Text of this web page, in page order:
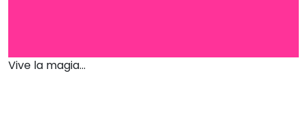
Vive la magia...